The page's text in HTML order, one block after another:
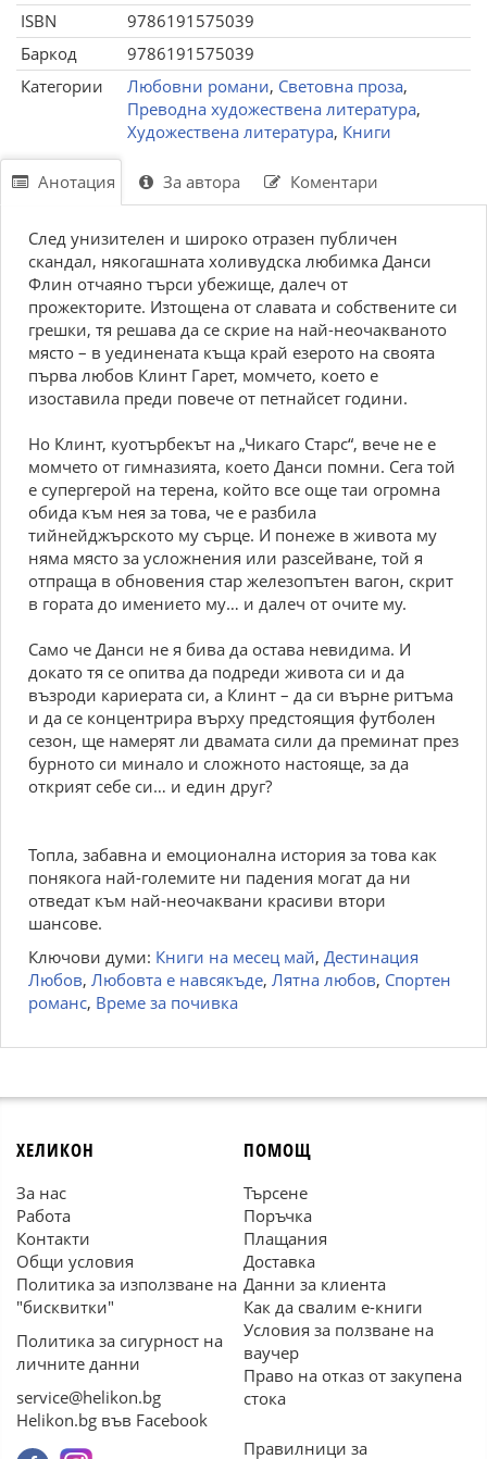
ISBN
9786191575039
Баркод
9786191575039
Категории
Любовни романи, Световна проза,
Преводна художествена литература,
Художествена литература, Книги
Анотация За автора Коментари
След унизителен и широко отразен публичен
скандал, някогашната холивудска любимка Данси
Флин отчаяно търси убежище, далеч от
прожекторите. Изтощена от славата и собствените си
грешки, тя решава да се скрие на най-неочакваното
място – в уединената къща край езерото на своята
първа любов Клинт Гарет, момчето, което е
изоставила преди повече от петнайсет години.
Но Клинт, куотърбекът на „Чикаго Старс“, вече не е
момчето от гимназията, което Данси помни. Сега той
е супергерой на терена, който все още таи огромна
обида към нея за това, че е разбила
тийнейджърското му сърце. И понеже в живота му
няма място за усложнения или разсейване, той я
отпраща в обновения стар железопътен вагон, скрит
в гората до имението му… и далеч от очите му.
Само че Данси не я бива да остава невидима. И
докато тя се опитва да подреди живота си и да
възроди кариерата си, а Клинт – да си върне ритъма
и да се концентрира върху предстоящия футболен
сезон, ще намерят ли двамата сили да преминат през
бурното си минало и сложното настояще, за да
открият себе си… и един друг?
Топла, забавна и емоционална история за това как
понякога най-големите ни падения могат да ни
отведат към най-неочаквани красиви втори
шансове.
Ключови думи: Книги на месец май, Дестинация
Любов, Любовта е навсякъде, Лятна любов, Спортен
романс, Време за почивка
ХЕЛИКОН
За нас
Работа
Контакти
Общи условия
Политика за използване на
"бисквитки"
Политика за сигурност на
личните данни
service@helikon.bg
Helikon.bg във Facebook
ПОМОЩ
Търсене
Поръчка
Плащания
Доставка
Данни за клиента
Как да свалим е-книги
Условия за ползване на
ваучер
Право на отказ от закупена
стока
Правилници за